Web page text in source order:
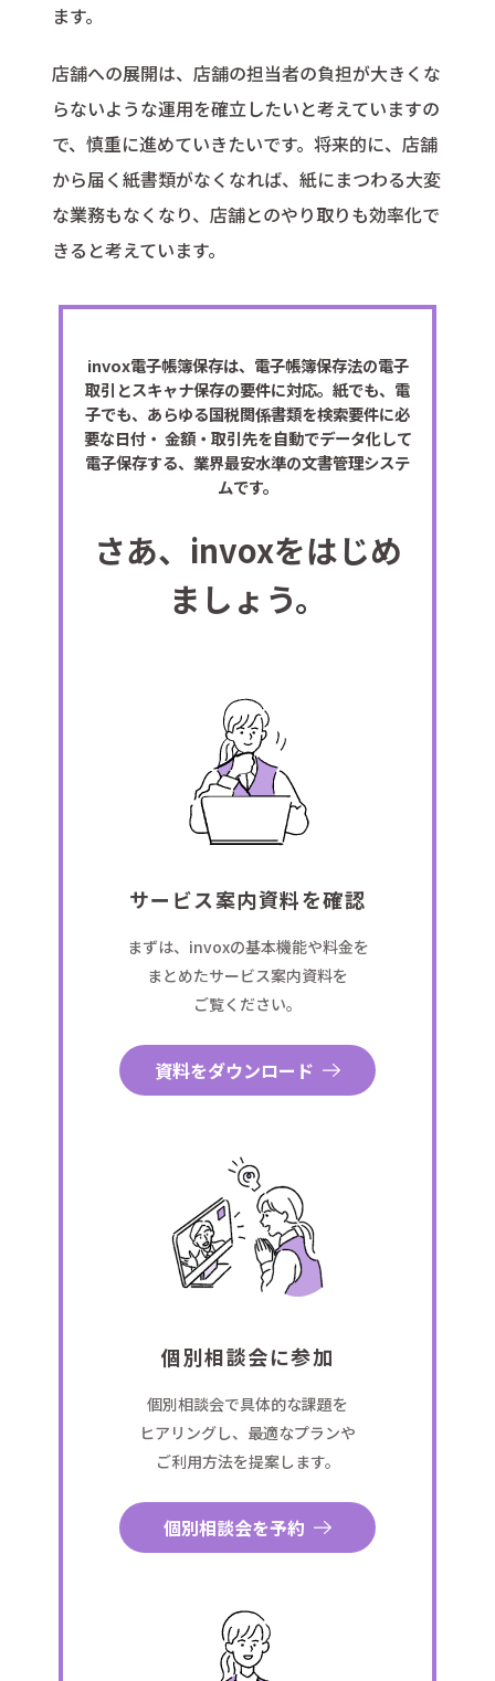
ます。
店舗への展開は、店舗の担当者の負担が大きくな
らないような運用を確立したいと考えていますの
で、慎重に進めていきたいです。将来的に、店舗
から届く紙書類がなくなれば、紙にまつわる大変
な業務もなくなり、店舗とのやり取りも効率化で
きると考えています。
invox電子帳簿保存は、電子帳簿保存法の電子
取引とスキャナ保存の要件に対応。紙でも、電
子でも、あらゆる国税関係書類を検索要件に必
要な日付・ 金額・取引先を自動でデータ化して
電子保存する、業界最安水準の文書管理システ
ムです。
さあ、invoxをはじめ
ましょう。
サービス案内資料を確認
まずは、invoxの基本機能や料金を
まとめたサービス案内資料を
ご覧ください。
資料をダウンロード
個別相談会に参加
個別相談会で具体的な課題を
ヒアリングし、最適なプランや
ご利用方法を提案します。
個別相談会を予約